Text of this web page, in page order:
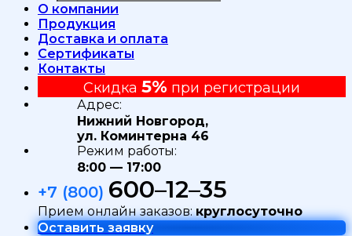
О компании
Продукция
Доставка и оплата
Сертификаты
Контакты
Скидка 5% при регистрации
Адрес:
Нижний Новгород,
ул. Коминтерна 46
Режим работы:
8:00 — 17:00
+7 (800) 600–12–35
Прием онлайн заказов:круглосуточно
Оставить заявку